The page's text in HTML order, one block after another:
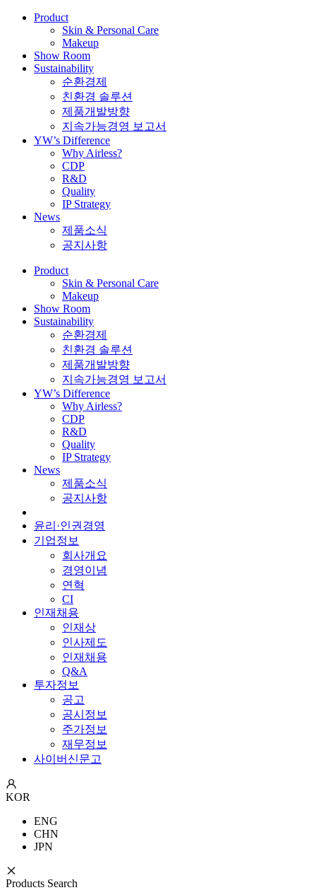
Product
Skin & Personal Care
Makeup
Show Room
Sustainability
순환경제
친환경 솔루션
제품개발방향
지속가능경영 보고서
YW’s Difference
Why Airless?
CDP
R&D
Quality
IP Strategy
News
제품소식
공지사항
Product
Skin & Personal Care
Makeup
Show Room
Sustainability
순환경제
친환경 솔루션
제품개발방향
지속가능경영 보고서
YW’s Difference
Why Airless?
CDP
R&D
Quality
IP Strategy
News
제품소식
공지사항
윤리·인권경영
기업정보
회사개요
경영이념
연혁
CI
인재채용
인재상
인사제도
인재채용
Q&A
투자정보
공고
공시정보
주가정보
재무정보
사이버신문고
KOR
ENG
CHN
JPN
Products Search